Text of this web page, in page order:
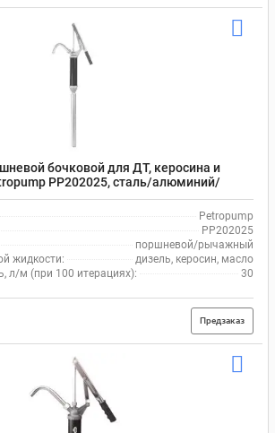
бочковой для ДТ, керосина и
PP202025, сталь/алюминий/
Petropump
PP202025
поршневой/рычажный
жидкости:
дизель, керосин, масло
л/м (при 100 итерациях):
30
Предзаказ